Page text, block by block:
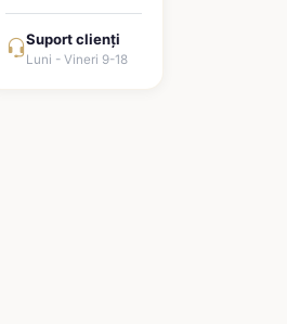
Suport clienți
Luni - Vineri 9-18